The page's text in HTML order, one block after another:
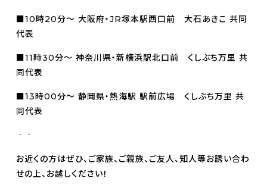
■10時20分～ 大阪府・JR塚本駅西口前 大石あきこ 共同
代表
■11時30分～ 神奈川県・新横浜駅北口前 くしぶち万里 共
同代表
■13時00分～ 静岡県・熱海駅 駅前広場 くしぶち万里 共
同代表
‐‐
お近くの方はぜひ、ご家族、ご親族、ご友人、知人等お誘い合わ
せの上、お越しください！